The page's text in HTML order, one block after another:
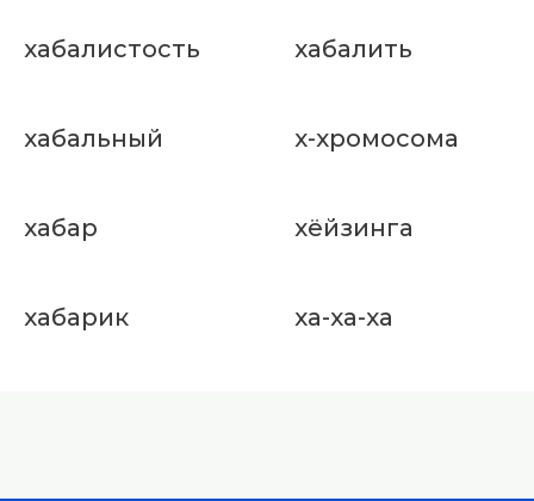
хабалистость хабалить
хабальный х-хромосома
хабар хёйзинга
хабарик ха-ха-ха